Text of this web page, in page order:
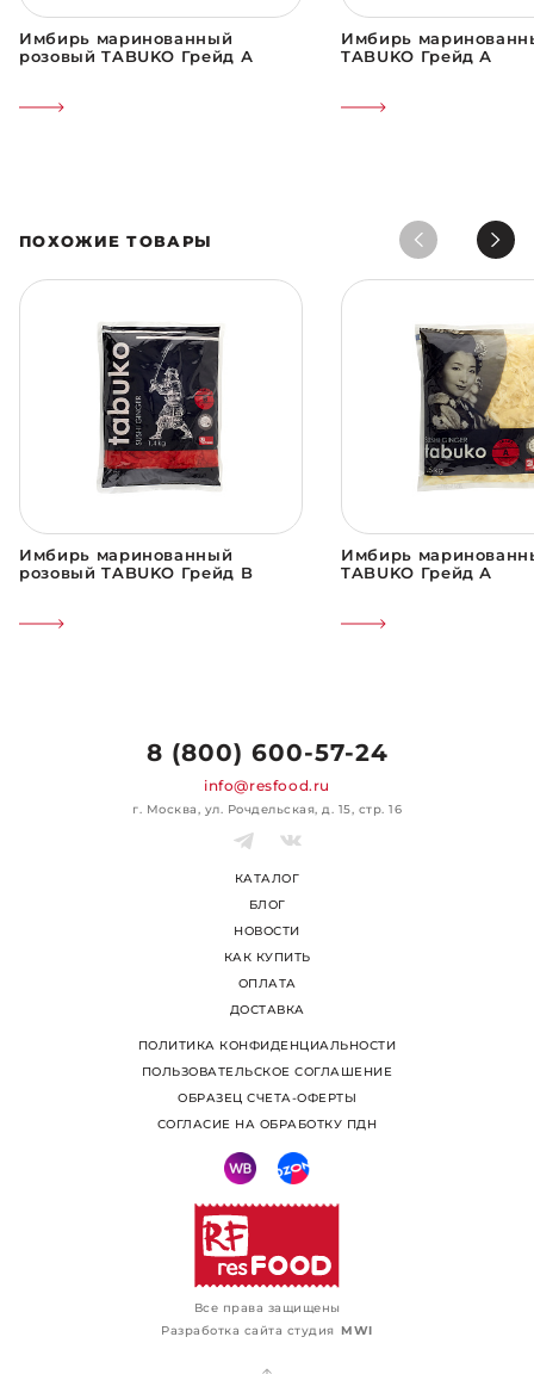
Имбирь маринованный
розовый TABUKO Грейд А
Имбирь
TABUKO Грейд А
ПОХОЖИЕ ТОВАРЫ
Имбирь маринованный
розовый TABUKO Грейд B
Имбирь
TABUKO Грейд А
Все права защищены
Разработка сайта студияMWI
КАТАЛОГ
БЛОГ
НОВОСТИ
КАК КУПИТЬ
ОПЛАТА
ДОСТАВКА
8 (800) 600-57-24
info@resfood.ru
г. Москва, ул. Рочдельская, д. 15, стр. 16
ПОЛИТИКА КОНФИДЕНЦИАЛЬНОСТИ
ПОЛЬЗОВАТЕЛЬСКОЕ СОГЛАШЕНИЕ
ОБРАЗЕЦ СЧЕТА-ОФЕРТЫ
СОГЛАСИЕ НА ОБРАБОТКУ ПДН